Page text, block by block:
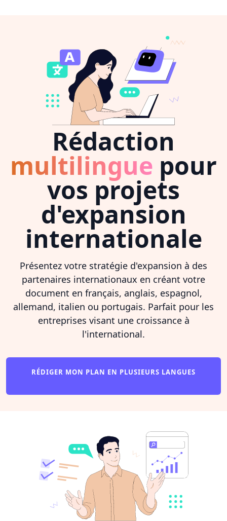
Rédaction
multilingue pour
vos projets
d'expansion
internationale
Présentez votre stratégie d'expansion à des
partenaires internationaux en créant votre
document en français, anglais, espagnol,
allemand, italien ou portugais. Parfait pour les
entreprises visant une croissance à
l'international.
RÉDIGER MON PLAN EN PLUSIEURS LANGUES